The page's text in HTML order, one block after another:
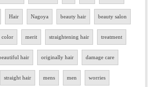
Hair Nagoya beauty hair beauty salon
color merit straightening hair treatment
hair originally hair damage care
straight hair mens men worries